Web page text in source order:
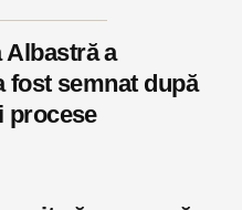
Albastră a
fost semnat după
procese